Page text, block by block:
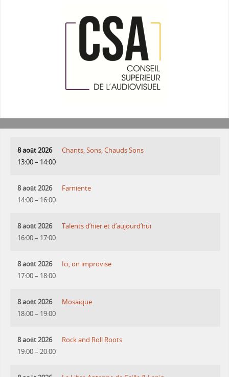
8 août 2026
13:00– 14:00
Chants, Sons, Chauds Sons
8 août 2026
14:00– 16:00
Farniente
8 août 2026
16:00– 17:00
Talents d’hier et d’aujourd’hui
8 août 2026
17:00– 18:00
Ici, on improvise
8 août 2026
18:00– 19:00
Mosaique
8 août 2026
19:00– 20:00
Rock and Roll Roots